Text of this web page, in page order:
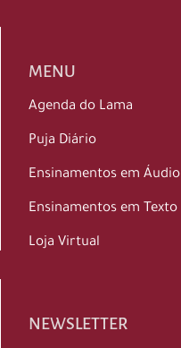
MENU
Agenda do Lama
Puja Diário
Ensinamentos em Áudio
Ensinamentos em Texto
Loja Virtual
NEWSLETTER